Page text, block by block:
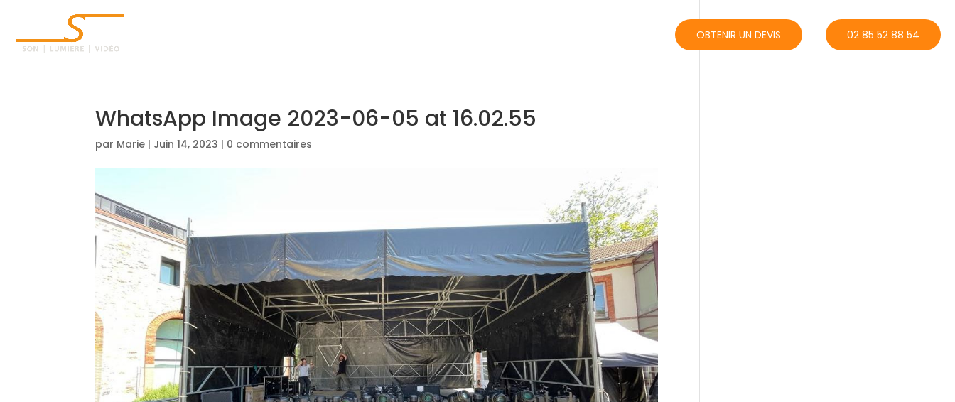
OBTENIR UN DEVIS 02 85 52 88 54
WhatsApp Image 2023-06-05 at 16.02.55
par Marie | Juin 14, 2023 | 0 commentaires